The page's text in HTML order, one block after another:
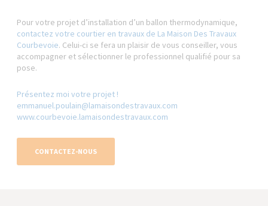
Pour votre projet d’installation d’un ballon thermodynamique,
contactez votre courtier en travaux de La Maison Des Travaux
Courbevoie. Celui-ci se fera un plaisir de vous conseiller, vous
accompagner et sélectionner le professionnel qualifié pour sa
pose.
Présentez moi votre projet !
emmanuel.poulain@lamaisondestravaux.com​
www.courbevoie.lamaisondestravaux.com
CONTACTEZ-NOUS